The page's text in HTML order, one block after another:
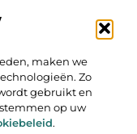
maken we
Zo
gebruikt en
op uw
.
jaren 30 woning?